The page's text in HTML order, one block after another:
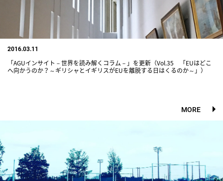
2016.03.11
「AGUインサイト－世界を読み解くコラム－」を更新（Vol.35 「EUはどこ
へ向かうのか？～ギリシャとイギリスがEUを離脱する日はくるのか～」）
MORE